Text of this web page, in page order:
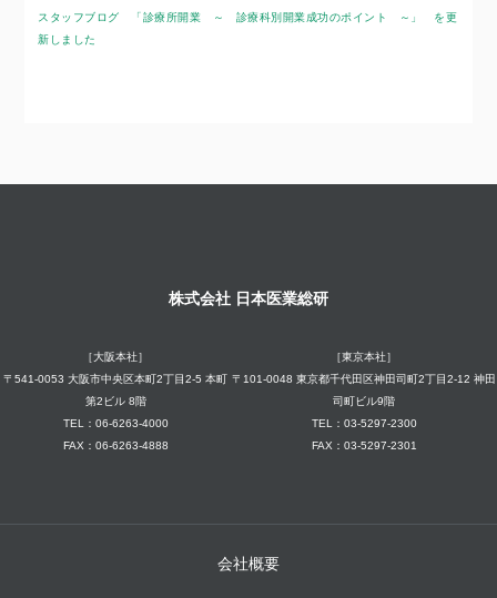
スタッフブログ 「診療所開業 ～ 診療科別開業成功のポイント ～」
を更
新しました
株式会社 日本医業総研
［大阪本社］
〒541-0053 大阪市中央区本町2丁目2-5 本町
第2ビル 8階
TEL：06-6263-4000
FAX：06-6263-4888
［東京本社］
〒101-0048 東京都千代田区神田司町2丁目2-12 神田
司町ビル9階
TEL：03-5297-2300
FAX：03-5297-2301
会社概要